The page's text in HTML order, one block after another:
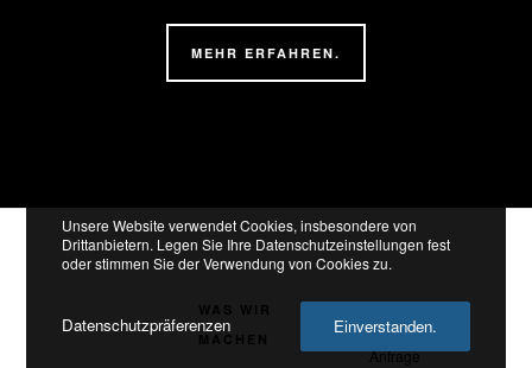
MEHR ERFAHREN.
WAS WIR
MACHEN
Anfrage
Unsere Website verwendet Cookies, insbesondere von
Drittanbietern. Legen Sie Ihre Datenschutzeinstellungen fest
oder stimmen Sie der Verwendung von Cookies zu.
Datenschutzpräferenzen Einverstanden.